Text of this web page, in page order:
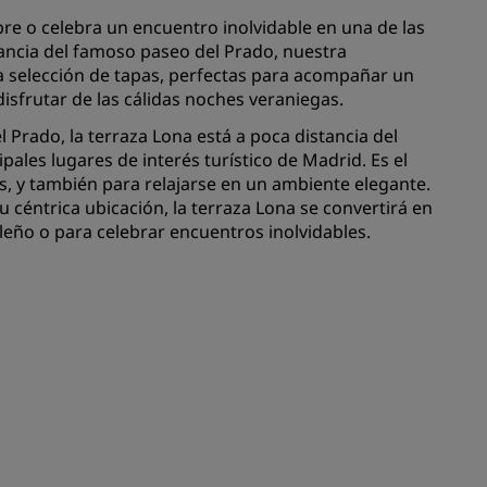
INSCRIBIRSE
o celebra un encuentro inolvidable en una de las
del famoso paseo del Prado, nuestra
de tapas, perfectas para acompañar un
de las cálidas noches veraniegas.
la terraza Lona está a poca distancia del
lugares de interés turístico de Madrid. Es el
y también para relajarse en un ambiente elegante.
céntrica ubicación, la terraza Lona se convertirá en
o para celebrar encuentros inolvidables.